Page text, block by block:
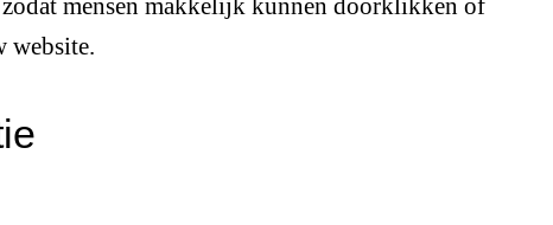
mensen makkelijk kunnen doorklikken of
website.